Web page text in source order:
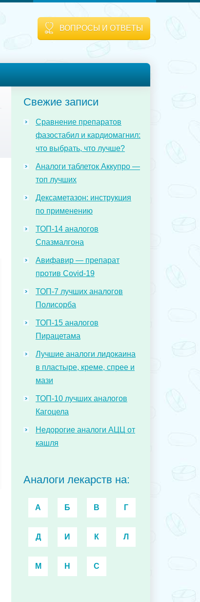
ВОПРОСЫ И ОТВЕТЫ
Свежие записи
Сравнение препаратов
фазостабил и кардиомагнил:
что выбрать, что лучше?
Аналоги таблеток Аккупро —
топ лучших
Дексаметазон: инструкция
по применению
ТОП-14 аналогов
Спазмалгона
Авифавир — препарат
против Covid-19
ТОП-7 лучших аналогов
Полисорба
ТОП-15 аналогов
Пирацетама
Лучшие аналоги лидокаина
в пластыре, креме, спрее и
мази
ТОП-10 лучших аналогов
Кагоцела
Недорогие аналоги АЦЦ от
кашля
Аналоги лекарств на:
А Б В Г
Д И К Л
М Н С